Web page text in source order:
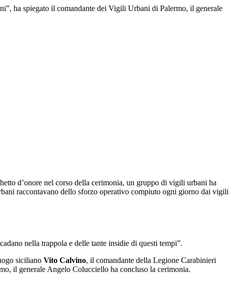
ha spiegato il comandante dei Vigili Urbani di Palermo, il generale
d’onore nel corso della cerimonia, un gruppo di vigili urbani ha
raccontavano dello sforzo operativo compiuto ogni giorno dai vigili
nella trappola e delle tante insidie di questi tempi”.
siciliano Vito Calvino, il comandante della Legione Carabinieri
il generale Angelo Colucciello ha concluso la cerimonia.